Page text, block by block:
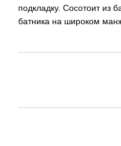
подкладку. Сосотоит из
батника на широком